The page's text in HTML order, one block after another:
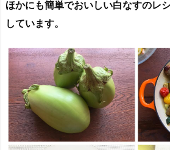
ほかにも簡単でおいしい白なすのレ
しています。